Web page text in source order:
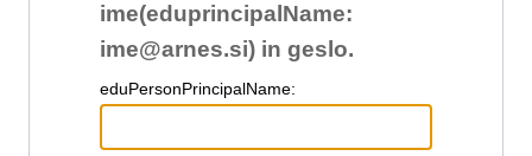
ime(eduprincipalName:
ime@arnes.si) in geslo.
eduPersonPrincipalName: